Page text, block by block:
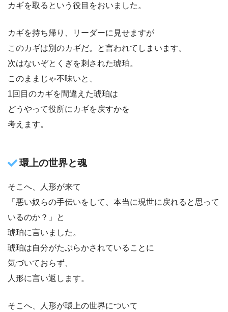
カギを取るという役目をおいました。
カギを持ち帰り、リーダーに見せますが
このカギは別のカギだ。と言われてしまいます。
次はないぞとくぎを刺された琥珀。
このままじゃ不味いと、
1回目のカギを間違えた琥珀は
どうやって役所にカギを戻すかを
考えます。
環上の世界と魂
そこへ、人形が来て
「悪い奴らの手伝いをして、本当に現世に戻れると思って
いるのか？」と
琥珀に言いました。
琥珀は自分がたぶらかされていることに
気づいておらず、
人形に言い返します。
そこへ、人形が環上の世界について